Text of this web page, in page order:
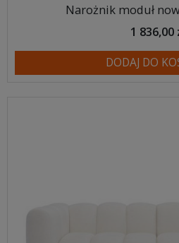
Narożnik moduł
1 836,00
DODAJ DO